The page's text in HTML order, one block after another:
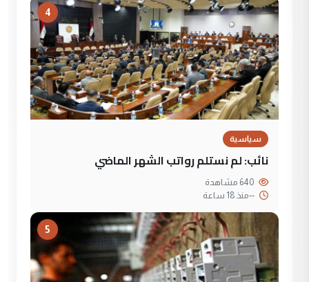
4
سياسية
نائب: لم نستلم رواتب الشهر الماضي
--منذ 18 ساعة
5